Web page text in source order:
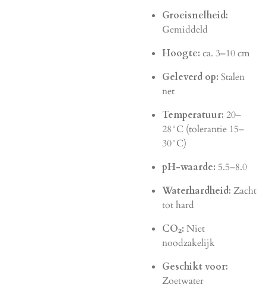
Groeisnelheid:
Gemiddeld
Hoogte: ca. 3–10 cm
Geleverd op: Stalen
net
Temperatuur: 20–
28°C (tolerantie 15–
30°C)
pH-waarde: 5.5–8.0
Waterhardheid: Zacht
tot hard
CO₂: Niet
noodzakelijk
Geschikt voor:
Zoetwater